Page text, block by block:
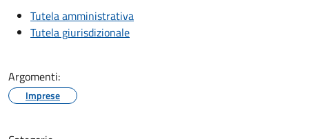
Tutela amministrativa
Tutela giurisdizionale
Argomenti:
Imprese